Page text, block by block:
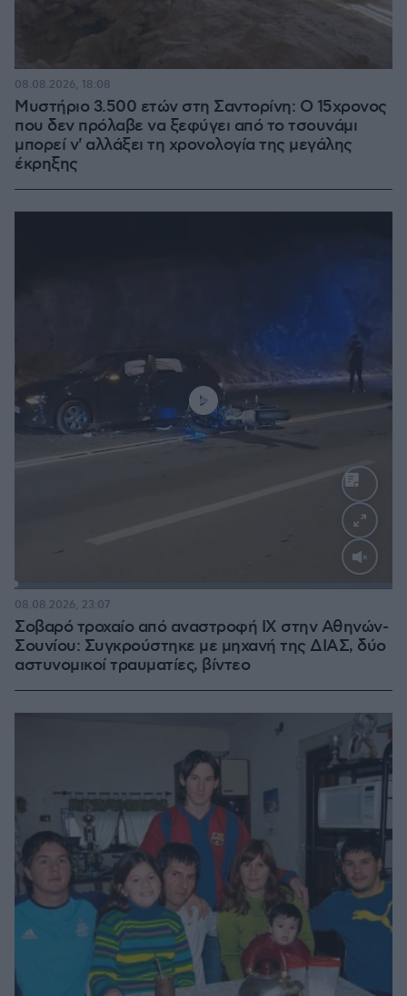
Μυστήριο 3.500 ετών στη Σαντορίνη: Ο 15χρονος
που δεν πρόλαβε να ξεφύγει από το τσουνάμι
μπορεί ν' αλλάξει τη χρονολογία της μεγάλης
έκρηξης
08.08.2026, 18:08
Σοβαρό τροχαίο από αναστροφή ΙΧ στην Αθηνών-
Σουνίου: Συγκρούστηκε με μηχανή της ΔΙΑΣ, δύο
αστυνομικοί τραυματίες, βίντεο
08.08.2026, 23:07